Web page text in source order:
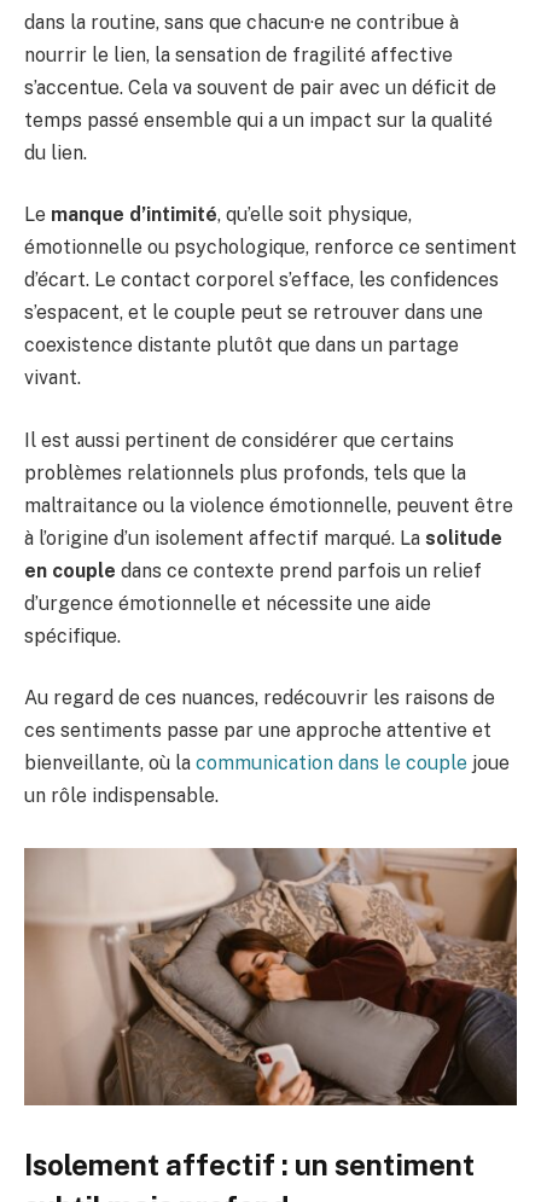
dans la routine, sans que chacun·e ne contribue à
nourrir le lien, la sensation de fragilité affective
s’accentue. Cela va souvent de pair avec un déficit de
temps passé ensemble qui a un impact sur la qualité
du lien.
Le manque d’intimité, qu’elle soit physique,
émotionnelle ou psychologique, renforce ce sentiment
d’écart. Le contact corporel s’efface, les confidences
s’espacent, et le couple peut se retrouver dans une
coexistence distante plutôt que dans un partage
vivant.
Il est aussi pertinent de considérer que certains
problèmes relationnels plus profonds, tels que la
maltraitance ou la violence émotionnelle, peuvent être
à l’origine d’un isolement affectif marqué. La solitude
en couple dans ce contexte prend parfois un relief
d’urgence émotionnelle et nécessite une aide
spécifique.
Au regard de ces nuances, redécouvrir les raisons de
ces sentiments passe par une approche attentive et
bienveillante, où la communication dans le couple joue
un rôle indispensable.
Isolement affectif : un sentiment